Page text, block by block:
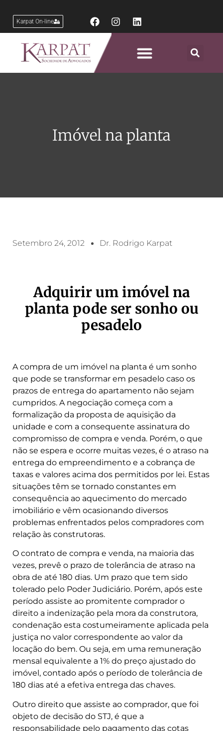
Karpat On-line
Imóvel na planta
Setembro 24, 2012 Dr. Rodrigo Karpat
Adquirir um imóvel na
planta pode ser sonho ou
pesadelo
A compra de um imóvel na planta é um sonho
que pode se transformar em pesadelo caso os
prazos de entrega do apartamento não sejam
cumpridos. A negociação começa com a
formalização da proposta de aquisição da
unidade e com a consequente assinatura do
compromisso de compra e venda. Porém, o que
não se espera e ocorre muitas vezes, é o atraso na
entrega do empreendimento e a cobrança de
taxas e valores acima dos permitidos por lei. Estas
situações têm se tornado constantes em
consequência ao aquecimento do mercado
imobiliário e vêm ocasionando diversos
problemas enfrentados pelos compradores com
relação às construtoras.
O contrato de compra e venda, na maioria das
vezes, prevê o prazo de tolerância de atraso na
obra de até 180 dias. Um prazo que tem sido
tolerado pelo Poder Judiciário. Porém, após este
período assiste ao promitente comprador o
direito a indenização pela mora da construtora,
condenação esta costumeiramente aplicada pela
justiça no valor correspondente ao valor da
locação do bem. Ou seja, em uma remuneração
mensal equivalente a 1% do preço ajustado do
imóvel, contado após o período de tolerância de
180 dias até a efetiva entrega das chaves.
Outro direito que assiste ao comprador, que foi
objeto de decisão do STJ, é que a
responsabilidade pelo pagamento das cotas